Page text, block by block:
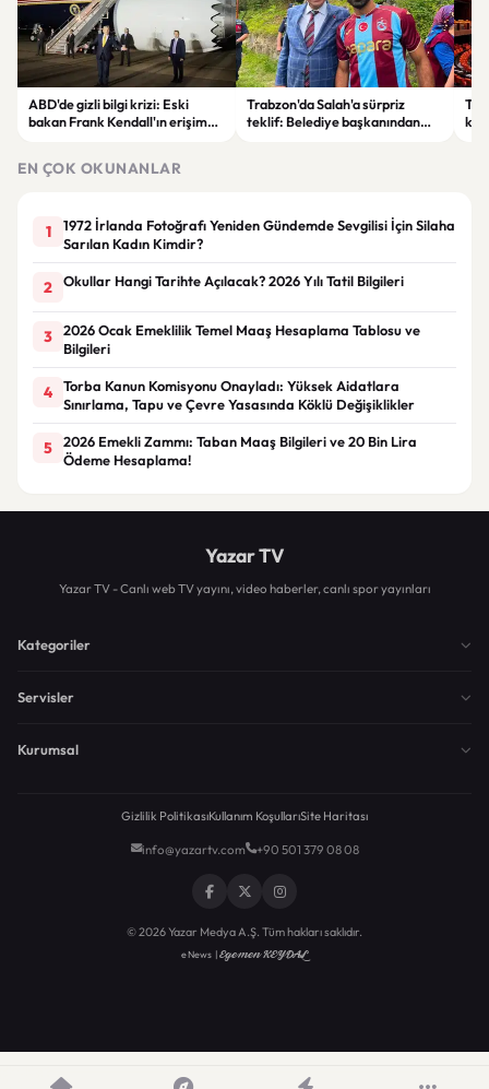
ABD'de gizli bilgi krizi: Eski
bakan Frank Kendall'ın erişim
Trabzon'da Salah'a sürpriz
teklif: Belediye başkanından
EN ÇOK OKUNANLAR
1
1972 İrlanda Fotoğrafı Yeniden Gündemde Sevgilisi İçin Silaha
Sarılan Kadın Kimdir?
2 Okullar Hangi Tarihte Açılacak? 2026 Yılı Tatil Bilgileri
3
2026 Ocak Emeklilik Temel Maaş Hesaplama Tablosu ve
Bilgileri
4
Torba Kanun Komisyonu Onayladı: Yüksek Aidatlara
Sınırlama, Tapu ve Çevre Yasasında Köklü Değişiklikler
5
2026 Emekli Zammı: Taban Maaş Bilgileri ve 20 Bin Lira
Ödeme Hesaplama!
Yazar TV
Yazar TV - Canlı web TV yayını, video haberler, canlı spor yayınları
Kategoriler
Servisler
Kurumsal
Gizlilik PolitikasıKullanım KoşullarıSite Haritası
info@yazartv.com +90 501 379 08 08
© 2026 Yazar Medya A.Ş. Tüm hakları saklıdır.
eNews |Egemen KEYDAL